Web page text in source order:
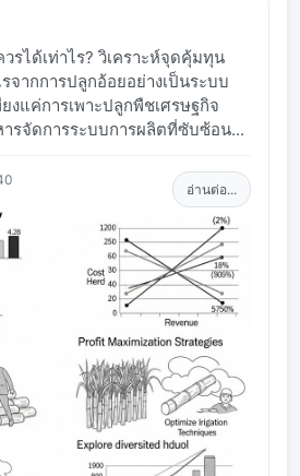
รได้เท่าไร? วิเคราะห์จุดคุ้มทุน
จากการปลูกอ้อยอย่างเป็นระบบ
งแค่การเพาะปลูกพืชเศรษฐกิจ
รจัดการระบบการผลิตที่ซับซ้อน...
อ่านต่อ...